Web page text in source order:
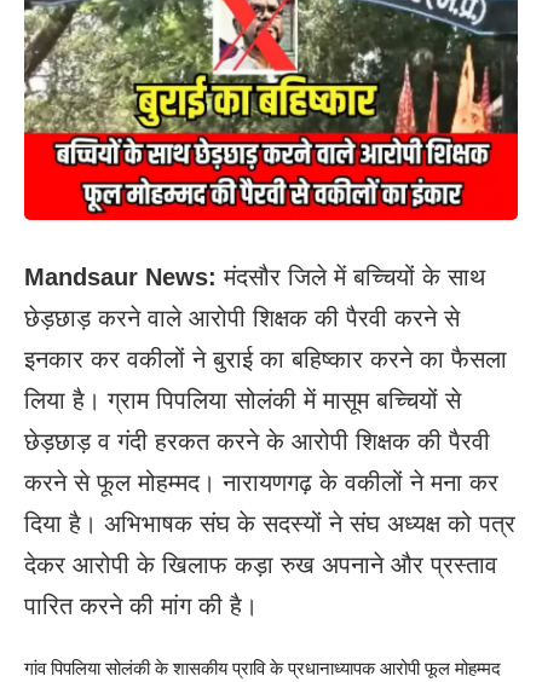
Mandsaur News: मंदसौर जिले में बच्चियों के साथ
छेड़छाड़ करने वाले आरोपी शिक्षक की पैरवी करने से
इनकार कर वकीलों ने बुराई का बहिष्कार करने का फैसला
लिया है। ग्राम पिपलिया सोलंकी में मासूम बच्चियों से
छेड़छाड़ व गंदी हरकत करने के आरोपी शिक्षक की पैरवी
करने से फूल मोहम्मद। नारायणगढ़ के वकीलों ने मना कर
दिया है। अभिभाषक संघ के सदस्यों ने संघ अध्यक्ष को पत्र
देकर आरोपी के खिलाफ कड़ा रुख अपनाने और प्रस्ताव
पारित करने की मांग की है।
गांव पिपलिया सोलंकी के शासकीय प्रावि के प्रधानाध्यापक आरोपी फूल मोहम्मद